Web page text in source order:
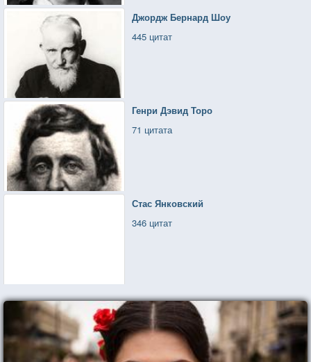
Джордж Бернард Шоу
445 цитат
Генри Дэвид Торо
71 цитата
Стас Янковский
346 цитат